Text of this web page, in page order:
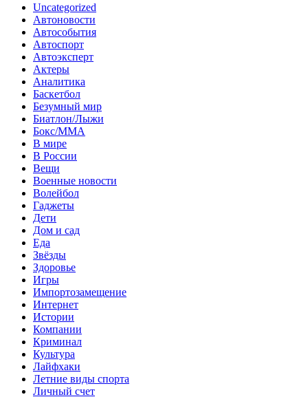
Uncategorized
Автоновости
Автособытия
Автоспорт
Автоэксперт
Актеры
Аналитика
Баскетбол
Безумный мир
Биатлон/Лыжи
Бокс/MMA
В мире
В России
Вещи
Военные новости
Волейбол
Гаджеты
Дети
Дом и сад
Еда
Звёзды
Здоровье
Игры
Импортозамещение
Интернет
Истории
Компании
Криминал
Культура
Лайфхаки
Летние виды спорта
Личный счет